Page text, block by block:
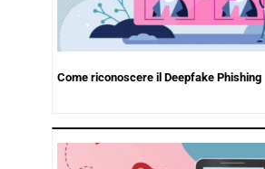
Come riconoscere il Deepfake Phishing